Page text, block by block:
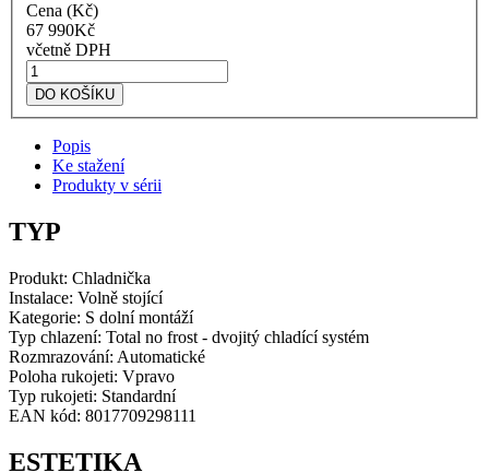
Cena (Kč)
67 990Kč
včetně DPH
Smeg
Kombinovaná
chladnička
mrazničkou
modrá
FAB32RBE5
DO KOŠÍKU
Popis
Ke stažení
Produkty v sérii
TYP
Produkt: Chladnička
Instalace: Volně stojící
Kategorie: S dolní montáží
Typ chlazení: Total no frost - dvojitý chladící systém
Rozmrazování: Automatické
Poloha rukojeti: Vpravo
Typ rukojeti: Standardní
EAN kód: 8017709298111
ESTETIKA